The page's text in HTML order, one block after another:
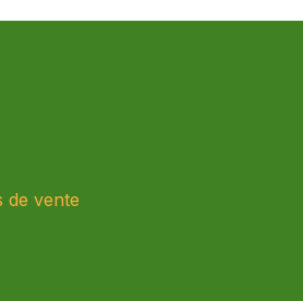
de vente